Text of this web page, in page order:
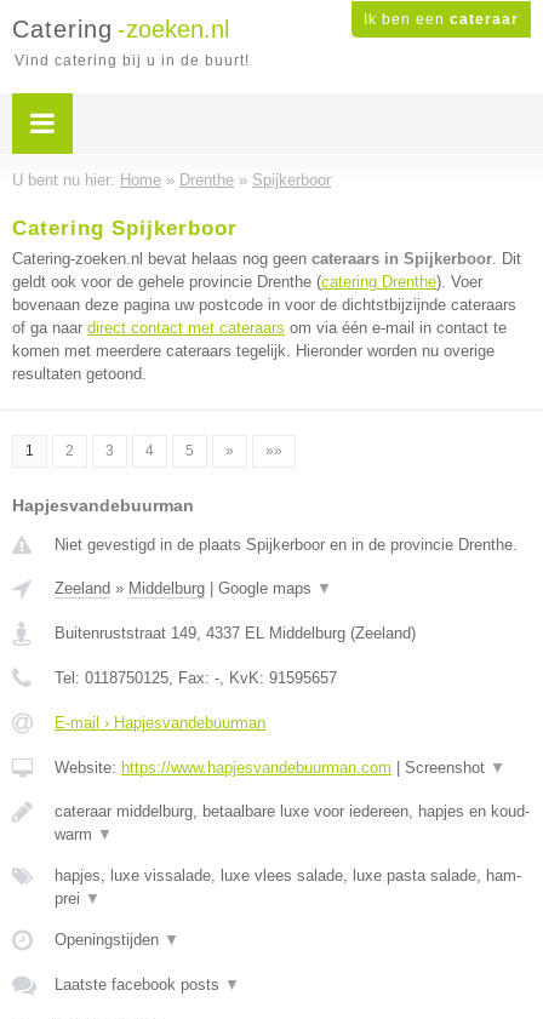
Ik ben een cateraar
Catering -zoeken.nl
Vind catering bij u in de buurt!
U bent nu hier: Home » Drenthe » Spijkerboor
Catering Spijkerboor
Catering-zoeken.nl bevat helaas nog geen cateraars in Spijkerboor. Dit
geldt ook voor de gehele provincie Drenthe (catering Drenthe). Voer
bovenaan deze pagina uw postcode in voor de dichtstbijzijnde cateraars
of ga naar direct contact met cateraars om via één e-mail in contact te
komen met meerdere cateraars tegelijk. Hieronder worden nu overige
resultaten getoond.
1 2 3 4 5 » »»
Hapjesvandebuurman
Niet gevestigd in de plaats Spijkerboor en in de provincie Drenthe.
Zeeland » Middelburg Google maps ▼
Buitenruststraat 149, 4337 EL Middelburg (Zeeland)
Tel: 0118750125, Fax: -, KvK: 91595657
E-mail › Hapjesvandebuurman
Website: https://www.hapjesvandebuurman.com Screenshot ▼
cateraar middelburg, betaalbare luxe voor iedereen, hapjes en koud-
warm ▼
hapjes, luxe vissalade, luxe vlees salade, luxe pasta salade, ham-
prei ▼
Openingstijden ▼
Laatste facebook posts ▼